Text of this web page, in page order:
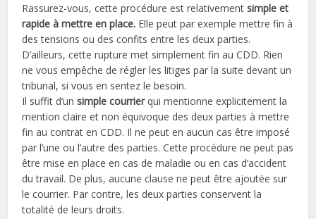
Rassurez-vous, cette procédure est relativementsimple et
rapide à mettre en place. Elle peut par exemple mettre fin à
des tensions ou des confits entre les deux parties.
D’ailleurs, cette rupture met simplement fin au CDD. Rien
ne vous empêche de régler les litiges par la suite devant un
tribunal, si vous en sentez le besoin.
Il suffit d’unsimple courrierqui mentionne explicitement la
mention claire et non équivoque des deux parties à mettre
fin au contrat en CDD. Il ne peut en aucun cas être imposé
par l’une ou l’autre des parties. Cette procédure ne peut pas
être mise en place en cas de maladie ou en cas d’accident
du travail. De plus, aucune clause ne peut être ajoutée sur
le courrier. Par contre, les deux parties conservent la
totalité de leurs droits.